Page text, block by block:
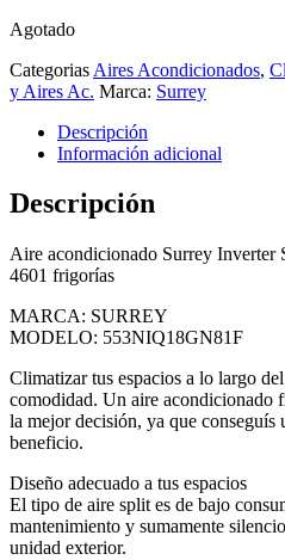
Agotado
Categorias Aires Acondicionados,
y Aires Ac. Marca: Surrey
Descripción
Información adicional
Descripción
Aire acondicionado Surrey Inverter
4601 frigorías
MARCA: SURREY
MODELO: 553NIQ18GN81F
Climatizar tus espacios a lo largo
comodidad. Un aire acondicionado
la mejor decisión, ya que conseguís
beneficio.
Diseño adecuado a tus espacios
El tipo de aire split es de bajo
mantenimiento y sumamente
unidad exterior.